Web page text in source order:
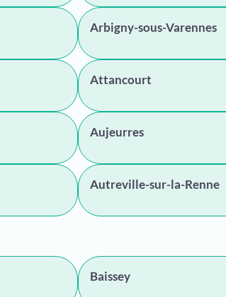
Arbigny-sous-Varennes
Attancourt
Aujeurres
Autreville-sur-la-Renne
Baissey